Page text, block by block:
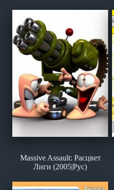
Massive Assault: Расцвет
Лиги (2005|Рус)